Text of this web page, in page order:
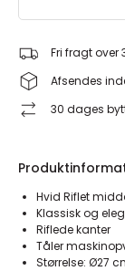
Fri fragt over
Afsendes
30 dages
Hvid Riflet
Klassisk og
Riflede kanter
Tåler
Størrelse: Ø27